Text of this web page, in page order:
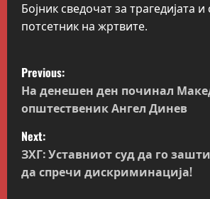
Бојник сведочат за трагедијата и
потсетник на жртвите.
P
o
s
t
n
Previous:
На денешен ден починал
општественик Ангел Динев
Next:
ЗХГ: Уставниот суд да го
да спречи дискриминација!